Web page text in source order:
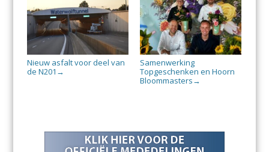
Nieuw asfalt voor deel van
de N201 →
Samenwerking
Topgeschenken en Hoorn
Bloommasters →